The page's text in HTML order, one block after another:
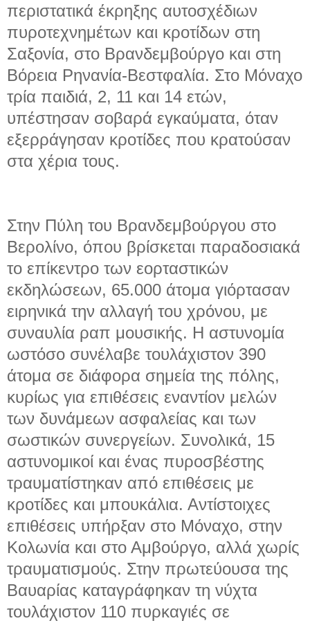
περιστατικά έκρηξης αυτοσχέδιων
πυροτεχνημέτων και κροτίδων στη
Σαξονία, στο Βρανδεμβούργο και στη
Βόρεια Ρηνανία-Βεστφαλία. Στο Μόναχο
τρία παιδιά, 2, 11 και 14 ετών,
υπέστησαν σοβαρά εγκαύματα, όταν
εξερράγησαν κροτίδες που κρατούσαν
στα χέρια τους.
Στην Πύλη του Βρανδεμβούργου στο
Βερολίνο, όπου βρίσκεται παραδοσιακά
το επίκεντρο των εορταστικών
εκδηλώσεων, 65.000 άτομα γιόρτασαν
ειρηνικά την αλλαγή του χρόνου, με
συναυλία ραπ μουσικής. Η αστυνομία
ωστόσο συνέλαβε τουλάχιστον 390
άτομα σε διάφορα σημεία της πόλης,
κυρίως για επιθέσεις εναντίον μελών
των δυνάμεων ασφαλείας και των
σωστικών συνεργείων. Συνολικά, 15
αστυνομικοί και ένας πυροσβέστης
τραυματίστηκαν από επιθέσεις με
κροτίδες και μπουκάλια. Αντίστοιχες
επιθέσεις υπήρξαν στο Μόναχο, στην
Κολωνία και στο Αμβούργο, αλλά χωρίς
τραυματισμούς. Στην πρωτεύουσα της
Βαυαρίας καταγράφηκαν τη νύχτα
τουλάχιστον 110 πυρκαγιές σε